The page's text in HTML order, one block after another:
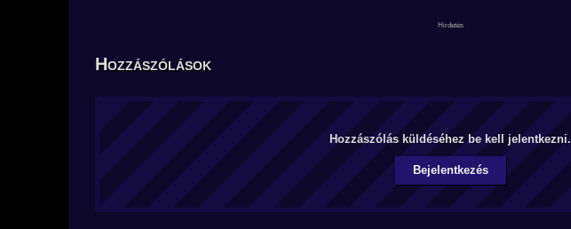
Hozzászólások
Hozzászólás küldéséhez be kell jelentkezni.
Bejelentkezés